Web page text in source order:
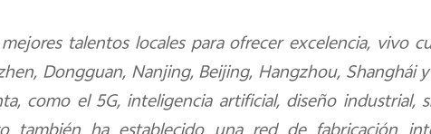
talentos locales para ofrecer excelencia, vivo
Dongguan, Nanjing, Beijing, Hangzhou, Shanghái
como el 5G, inteligencia artificial, diseño industrial,